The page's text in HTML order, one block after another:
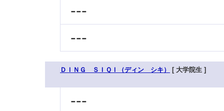
---
---
ＤＩＮＧ ＳＩＱＩ（ディン シキ） [ 大学院生 ]
---